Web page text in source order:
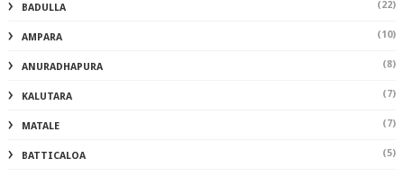
BADULLA (22)
AMPARA (10)
ANURADHAPURA (8)
KALUTARA (7)
MATALE (7)
BATTICALOA (5)